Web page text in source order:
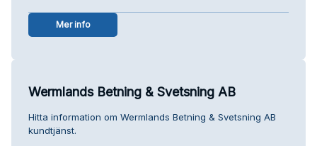
Mer info
Wermlands Betning & Svetsning AB
Hitta information om Wermlands Betning & Svetsning AB
kundtjänst.